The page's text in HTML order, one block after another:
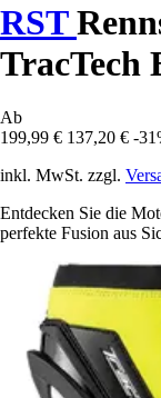
RST
TracTech
Ab
199,99 € 137,20 € -
inkl. MwSt. zzgl.
Entdecken Sie die
perfekte Fusion aus